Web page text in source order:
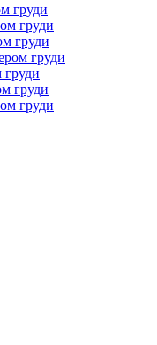
груди
груди
груди
груди
груди
груди
груди